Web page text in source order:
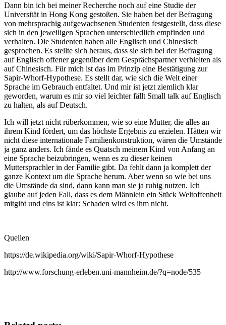
Dann bin ich bei meiner Recherche noch auf eine Studie der
Universität in Hong Kong gestoßen. Sie haben bei der Befragung
von mehrsprachig aufgewachsenen Studenten festgestellt, dass diese
sich in den jeweiligen Sprachen unterschiedlich empfinden und
verhalten. Die Studenten haben alle Englisch und Chinesisch
gesprochen. Es stellte sich heraus, dass sie sich bei der Befragung
auf Englisch offener gegenüber dem Gesprächspartner verhielten als
auf Chinesisch. Für mich ist das im Prinzip eine Bestätigung zur
Sapir-Whorf-Hypothese. Es stellt dar, wie sich die Welt einer
Sprache im Gebrauch entfaltet. Und mir ist jetzt ziemlich klar
geworden, warum es mir so viel leichter fällt Small talk auf Englisch
zu halten, als auf Deutsch.
Ich will jetzt nicht rüberkommen, wie so eine Mutter, die alles an
ihrem Kind fördert, um das höchste Ergebnis zu erzielen. Hätten wir
nicht diese internationale Familienkonstruktion, wären die Umstände
ja ganz anders. Ich fände es Quatsch meinem Kind von Anfang an
eine Sprache beizubringen, wenn es zu dieser keinen
Muttersprachler in der Familie gibt. Da fehlt dann ja komplett der
ganze Kontext um die Sprache herum. Aber wenn so wie bei uns
die Umstände da sind, dann kann man sie ja ruhig nutzen. Ich
glaube auf jeden Fall, dass es dem Männlein ein Stück Weltoffenheit
mitgibt und eins ist klar: Schaden wird es ihm nicht.
Quellen
https://de.wikipedia.org/wiki/Sapir-Whorf-Hypothese
http://www.forschung-erleben.uni-mannheim.de/?q=node/535